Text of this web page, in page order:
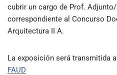
cubrir un cargo de Prof.
correspondiente al Concurso
Arquitectura II A.
La exposición será transmitida a
FAUD